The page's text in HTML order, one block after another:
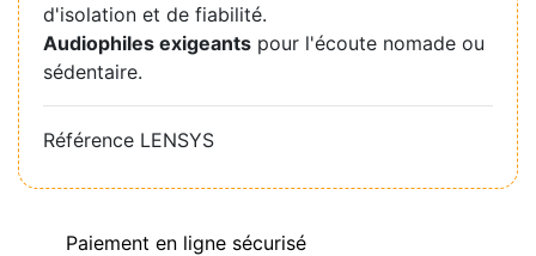
d'isolation et de fiabilité.
Audiophiles exigeants pour l'écoute nomade ou
sédentaire.
Référence LENSYS
Paiement en ligne sécurisé